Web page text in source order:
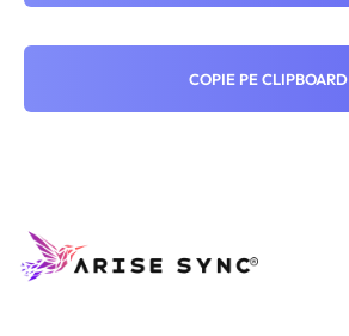
COPIE PE CLIPBOARD